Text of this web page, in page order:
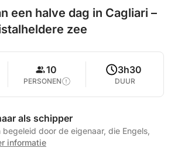
een halve dag in Cagliari –
zee
10
PERSONEN
3h30
DUUR
als schipper
door de eigenaar, die Engels,
informatie